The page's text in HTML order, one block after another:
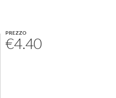
PREZZO
€4.40